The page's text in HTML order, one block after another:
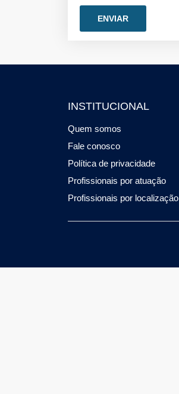
INSTITUCIONAL
Quem somos
Fale conosco
Política de privacidade
Profissionais por atuação
Profissionais por localização